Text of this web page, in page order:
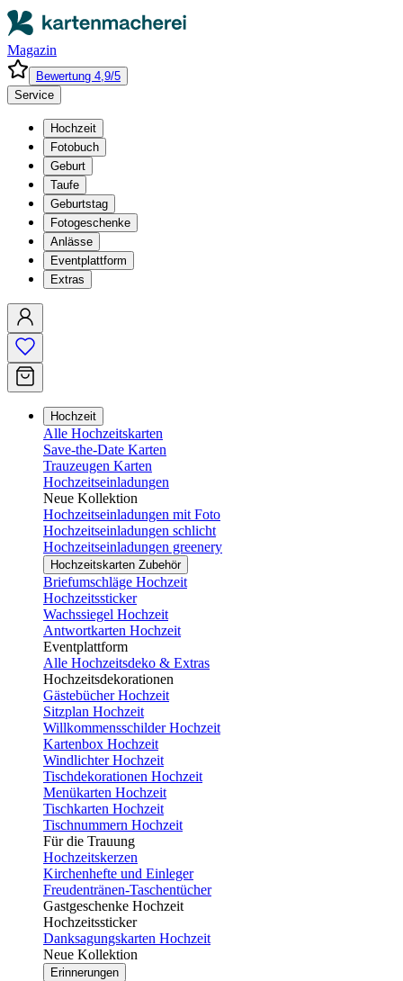
Magazin
Bewertung 4,9/5
Service
Hochzeit
Fotobuch
Geburt
Taufe
Geburtstag
Fotogeschenke
Anlässe
Eventplattform
Extras
Hochzeit
Alle Hochzeitskarten
Save-the-Date Karten
Trauzeugen Karten
Hochzeitseinladungen
Neue Kollektion
Hochzeitseinladungen mit Foto
Hochzeitseinladungen schlicht
Hochzeitseinladungen greenery
Hochzeitskarten Zubehör
Briefumschläge Hochzeit
Hochzeitssticker
Wachssiegel Hochzeit
Antwortkarten Hochzeit
Eventplattform
Alle Hochzeitsdeko & Extras
Hochzeitsdekorationen
Gästebücher Hochzeit
Sitzplan Hochzeit
Willkommensschilder Hochzeit
Kartenbox Hochzeit
Windlichter Hochzeit
Tischdekorationen Hochzeit
Menükarten Hochzeit
Tischkarten Hochzeit
Tischnummern Hochzeit
Für die Trauung
Hochzeitskerzen
Kirchenhefte und Einleger
Freudentränen-Taschentücher
Gastgeschenke Hochzeit
Hochzeitssticker
Danksagungskarten Hochzeit
Neue Kollektion
Erinnerungen